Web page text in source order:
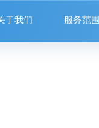
于我们 服务范围